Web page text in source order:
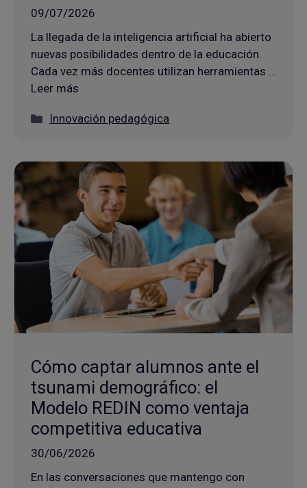
09/07/2026
La llegada de la inteligencia artificial ha abierto
nuevas posibilidades dentro de la educación.
Cada vez más docentes utilizan herramientas …
Leer más
Categorías
Innovación pedagógica
Cómo captar alumnos ante el
tsunami demográfico: el
Modelo REDIN como ventaja
competitiva educativa
30/06/2026
En las conversaciones que mantengo con